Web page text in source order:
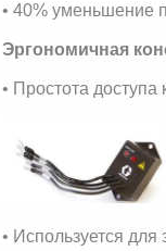
• 40% уменьшение
Эргономичная
• Простота
• Используется